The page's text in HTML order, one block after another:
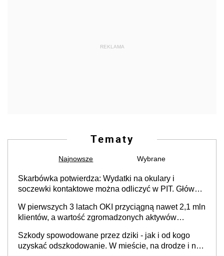
REKLAMA
Tematy
Najnowsze Wybrane
Skarbówka potwierdza: Wydatki na okulary i
soczewki kontaktowe można odliczyć w PIT. Główny
Częściowe dofinansowanie (np. z zfśs) pomniejsza
odliczenie
W pierwszych 3 latach OKI przyciągną nawet 2,1 mln
klientów, a wartość zgromadzonych aktywów
Szkody spowodowane przez dziki - jak i od kogo
uzyskać odszkodowanie. W mieście, na drodze i na